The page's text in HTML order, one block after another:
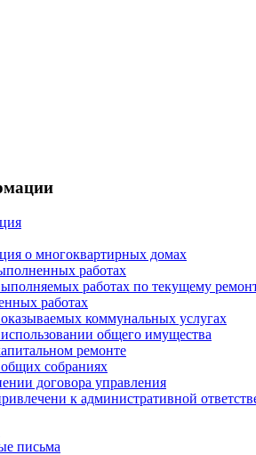
о многоквартирных домах
работах
работах по текущему
работах
коммунальных услугах
общего имущества
ремонте
собраниях
договора управления
к административной
письма